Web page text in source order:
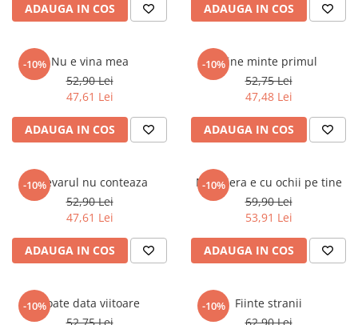
ScienceConnection
ADAUGA IN COS ADAUGA IN COS
-10% Nu e vina mea
52,90 Lei
47,61 Lei
ADAUGA IN COS
-10%Cine minte primul
52,75 Lei
47,48 Lei
ADAUGA IN COS
-10%
Adevarul nu conteaza
52,90 Lei
47,61 Lei
ADAUGA IN COS
-10%
Menajera e cu ochii pe tine
59,90 Lei
53,91 Lei
ADAUGA IN COS
-10%Poate data viitoare
-10%
Fiinte stranii